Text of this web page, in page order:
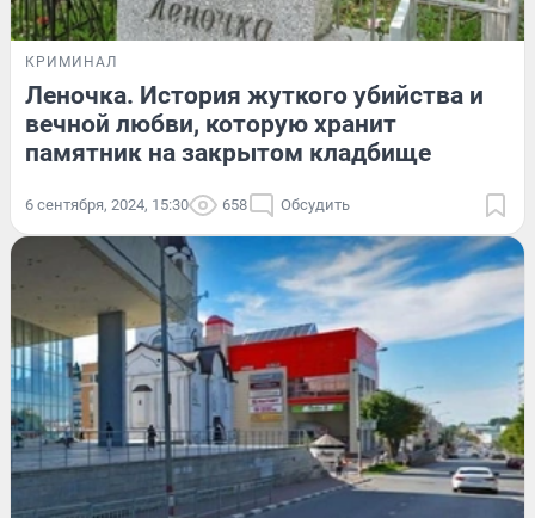
КРИМИНАЛ
Леночка. История жуткого убийства и
вечной любви, которую хранит
памятник на закрытом кладбище
6 сентября, 2024, 15:30 658 Обсудить